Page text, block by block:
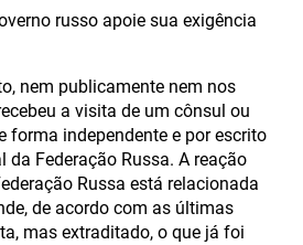
russo apoie sua exigência
nem publicamente nem nos
a visita de um cônsul ou
forma independente e por escrito
Federação Russa. A reação
Russa está relacionada
de acordo com as últimas
mas extraditado, o que já foi